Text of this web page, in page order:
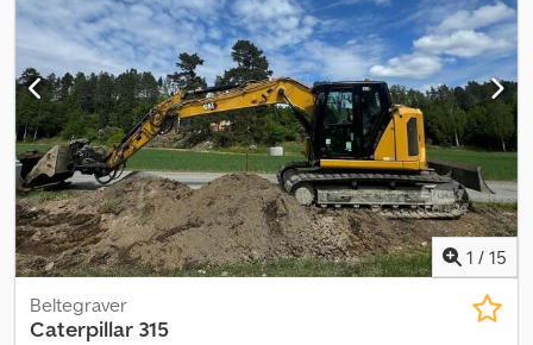
1 / 15
Beltegraver
Caterpillar 315